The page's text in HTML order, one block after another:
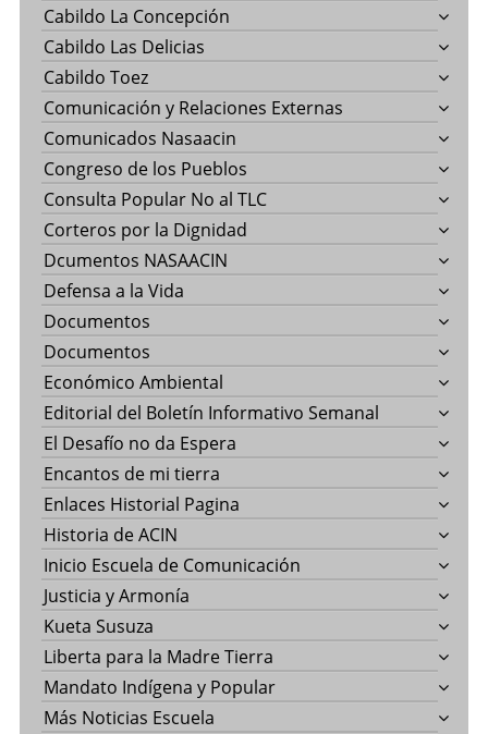
Cabildo La Concepción
Cabildo Las Delicias
Cabildo Toez
Comunicación y Relaciones Externas
Comunicados Nasaacin
Congreso de los Pueblos
Consulta Popular No al TLC
Corteros por la Dignidad
Dcumentos NASAACIN
Defensa a la Vida
Documentos
Documentos
Económico Ambiental
Editorial del Boletín Informativo Semanal
El Desafío no da Espera
Encantos de mi tierra
Enlaces Historial Pagina
Historia de ACIN
Inicio Escuela de Comunicación
Justicia y Armonía
Kueta Susuza
Liberta para la Madre Tierra
Mandato Indígena y Popular
Más Noticias Escuela